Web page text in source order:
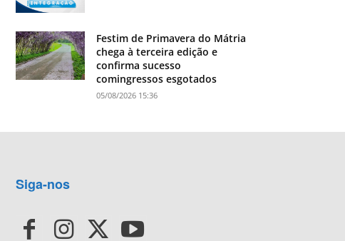
Festim de Primavera do Mátria
chega à terceira edição e
confirma sucesso
comingressos esgotados
05/08/2026 15:36
Siga-nos